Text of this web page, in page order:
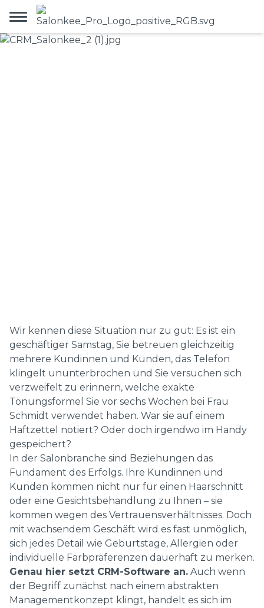
Wir kennen diese Situation nur zu gut: Es ist ein
geschäftiger Samstag, Sie betreuen gleichzeitig
mehrere Kundinnen und Kunden, das Telefon
klingelt ununterbrochen und Sie versuchen sich
verzweifelt zu erinnern, welche exakte
Tönungsformel Sie vor sechs Wochen bei Frau
Schmidt verwendet haben. War sie auf einem
Haftzettel notiert? Oder doch irgendwo im Handy
gespeichert?
In der Salonbranche sind Beziehungen das
Fundament des Erfolgs. Ihre Kundinnen und
Kunden kommen nicht nur für einen Haarschnitt
oder eine Gesichtsbehandlung zu Ihnen – sie
kommen wegen des Vertrauensverhältnisses. Doch
mit wachsendem Geschäft wird es fast unmöglich,
sich jedes Detail wie Geburtstage, Allergien oder
individuelle Farbpräferenzen dauerhaft zu merken.
Genau hier setzt CRM-Software an. Auch wenn
der Begriff zunächst nach einem abstrakten
Managementkonzept klingt, handelt es sich im